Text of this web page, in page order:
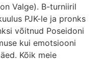
Valge). B-turniiril
PJK-le ja pronks
võitnud Poseidoni
kui emotsiooni
Kõik meie